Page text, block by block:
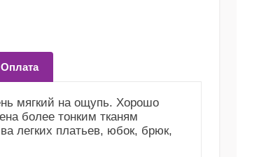
Оплата
мягкий на ощупь. Хорошо
более тонким тканям
легких платьев, юбок, брюк,